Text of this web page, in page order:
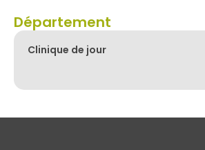
Département
Clinique de jour